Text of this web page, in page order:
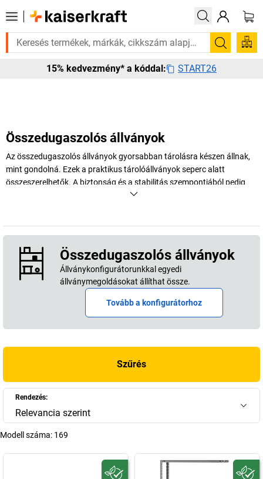
rá? Válogatott bestseller termékeinket 3–4 munkanapon belül
Keresés
15% kedvezmény* a kóddal: START26
Összedugaszolós állványok
Az összedugaszolós állványok gyorsabban tárolásra készen állnak,
mint gondolná. Ezek a praktikus tárolóállványok seperc alatt
összeszerelhetők. A biztonság és a stabilitás szempontjából pedig
könnyedén felveszik a versenyt a csavaros társaikkal.
Összedugaszolós állványok
Állványkonfigurátorunkkal egyedi
állványmegoldásokat állíthat össze.
Tovább a konfigurátorhoz
Szűrés
Rendezés:
Relevancia szerint
Modell száma: 169